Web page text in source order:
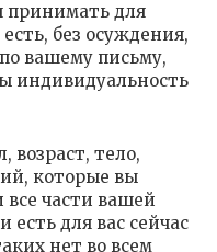
принимать для
без осуждения,
вашему письму,
индивидуальность
возраст, тело,
которые вы
все части вашей
есть для вас сейчас
нет во всем